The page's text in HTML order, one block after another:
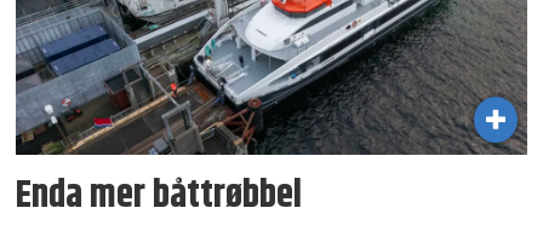
Enda mer båttrøbbel